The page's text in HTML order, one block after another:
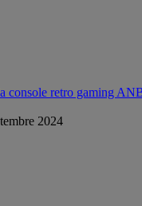
console retro gaming
2024